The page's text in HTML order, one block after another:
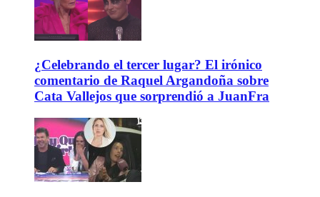
¿Celebrando el tercer lugar? El irónico
comentario de Raquel Argandoña sobre
Cata Vallejos que sorprendió a JuanFra